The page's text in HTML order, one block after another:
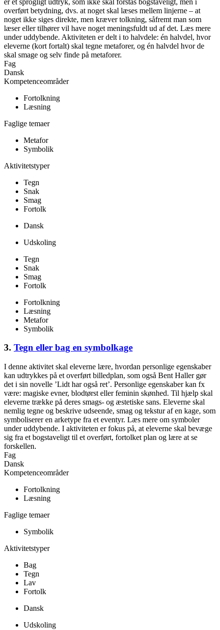
overført betydning, dvs. at noget skal læses mellem linjerne – at
noget ikke siges direkte, men kræver tolkning, såfremt man som
læser eller tilhører vil have noget meningsfuldt ud af det. Læs mere
under uddybende. Aktiviteten er delt i to halvdele: én halvdel, hvor
eleverne (kort fortalt) skal tegne metaforer, og én halvdel hvor de
skal smage og selv finde på metaforer.
Fag
Dansk
Kompetenceområder
Fortolkning
Læsning
Faglige temaer
Metafor
Symbolik
Aktivitetstyper
Tegn
Snak
Smag
Fortolk
Dansk
Udskoling
Tegn
Snak
Smag
Fortolk
Fortolkning
Læsning
Metafor
Symbolik
3. Tegn eller bag en symbolkage
I denne aktivitet skal eleverne lære, hvordan personlige egenskaber
kan udtrykkes på et overført billedplan, som også Bent Haller gør
det i sin novelle ’Lidt har også ret’. Personlige egenskaber kan fx
være: magiske evner, blodtørst eller feminin skønhed. Til hjælp skal
eleverne trække på deres smags- og æstetiske sans. Eleverne skal
nemlig tegne og beskrive udseende, smag og tekstur af en kage, som
symboliserer en arketype fra et eventyr. Læs mere om symboler
under uddybende. I aktiviteten er fokus på, at eleverne skal bevæge
sig fra et bogstaveligt til et overført, fortolket plan og lære at se
forskellen.
Fag
Dansk
Kompetenceområder
Fortolkning
Læsning
Faglige temaer
Symbolik
Aktivitetstyper
Bag
Tegn
Lav
Fortolk
Dansk
Udskoling